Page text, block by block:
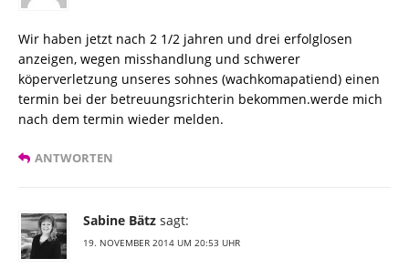
Wir haben jetzt nach 2 1/2 jahren und drei erfolglosen
anzeigen, wegen misshandlung und schwerer
köperverletzung unseres sohnes (wachkomapatiend) einen
termin bei der betreuungsrichterin bekommen.werde mich
nach dem termin wieder melden.
ANTWORTEN
Sabine Bätz sagt:
19. NOVEMBER 2014 UM 20:53 UHR